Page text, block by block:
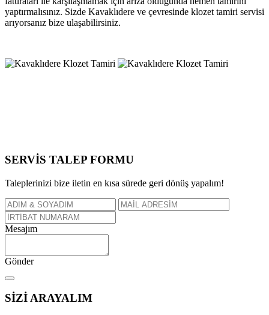
yaptırmalısınız. Sizde Kavaklıdere ve çevresinde klozet tamiri servisi
arıyorsanız bize ulaşabilirsiniz.
SERVİS TALEP FORMU
Taleplerinizi bize iletin en kısa sürede geri dönüş yapalım!
Mesajım
Gönder
SİZİ ARAYALIM